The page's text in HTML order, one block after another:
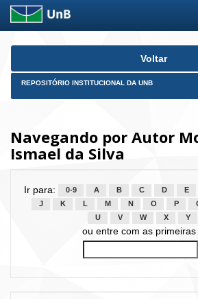
Skip
Voltar
REPOSITÓRIO INSTITUCIONAL DA UNB
Navegando por Autor
Ismael da Silva
Ir para: 0-9 A B C D E
J
K L M N O P
U
V W X Y
ou entre com as primeiras